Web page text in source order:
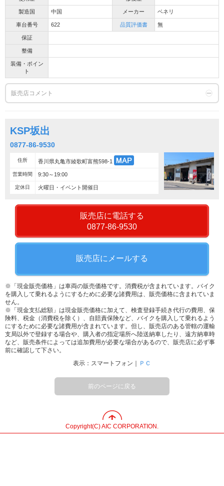
製造国 中国 メーカー ベネリ
車台番号 622 品質評価書 無
保証
整備
装備・ポイン
ト
販売店コメント
KSP坂出
0877-86-9530
住所 香川県丸亀市綾歌町富熊598-1
営業時間 9:30～19:00
定休日 火曜日・イベント開催日
販売店に電話する
0877-86-9530
販売店にメールする
※「現金販売価格」は車両の販売価格です。消費税が含まれています。バイク
を購入して乗れるようにするために必要な諸費用は、販売価格に含まれていま
せん。
※「現金支払総額」は現金販売価格に加えて、検査登録手続き代行の費用、保
険料、税金（消費税を除く）、自賠責保険など、バイクを購入して乗れるよう
にするために必要な諸費用が含まれています。但し、販売店のある管轄の運輸
支局以外で登録する場合や、購入者の指定場所へ陸送納車したり、遠方納車時
など、販売条件によっては追加費用が必要な場合があるので、販売店に必ず事
前に確認して下さい。
表示：スマートフォン｜
ＰＣ
前のページに戻る
Copyright(C) AIC CORPORATION.